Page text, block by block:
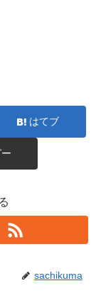
はてブ
sachikuma